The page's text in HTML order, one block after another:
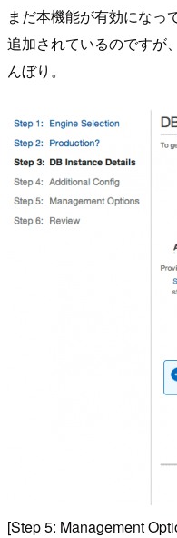
まだ本機能が有効になっ
追加されているのですが
んぼり。
[Step 5: Management